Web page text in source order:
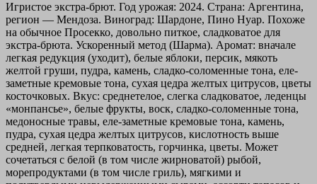
Игристое экстра-брют. Год урожая: 2024. Страна: Аргентина,
регион — Мендоза. Виноград: Шардоне, Пино Нуар. Похоже
на обычное Просекко, довольно питкое, сладковатое для
экстра-брюта. Ускоренный метод (Шарма). Аромат: вначале
легкая редукция (уходит), белые яблоки, персик, мякоть
желтой груши, пудра, камень, сладко-соломенные тона, еле-
заметные кремовые тона, сухая цедра желтых цитрусов, цветы
косточковых. Вкус: среднетелое, слегка сладковатое, леденцы
«монпансье», белые фрукты, воск, сладко-соломенные тона,
медоносные травы, еле-заметные кремовые тона, камень,
пудра, сухая цедра желтых цитрусов, кислотность выше
средней, легкая терпковатость, горчинка, цветы. Может
сочетаться с белой (в том числе жирноватой) рыбой,
морепродуктами (в том числе гриль), мягкими и